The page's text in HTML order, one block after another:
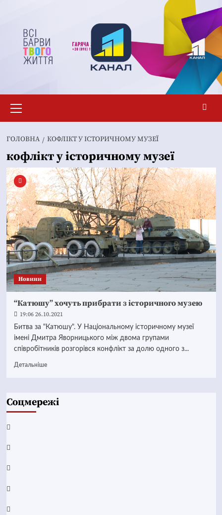
вмісту
меню
ГОЛОВНА КОФЛІКТ У ІСТОРИЧНОМУ МУЗЕЇ
кофлікт у історичному музеї
Новини
“Катюшу” хочуть прибрати з історичного музею
19:06 26.10.2021
Битва за "Катюшу". У Національному історичному музеї
імені Дмитра Яворницького між двома групами
співробітників розгорівся конфлікт за долю одного з...
Детальніше
Соцмережі
Facebook
YouTube
Telegram
Instagram
Twitter